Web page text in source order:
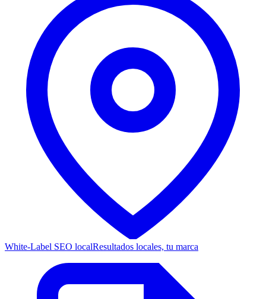
White-Label SEO localResultados locales, tu marca